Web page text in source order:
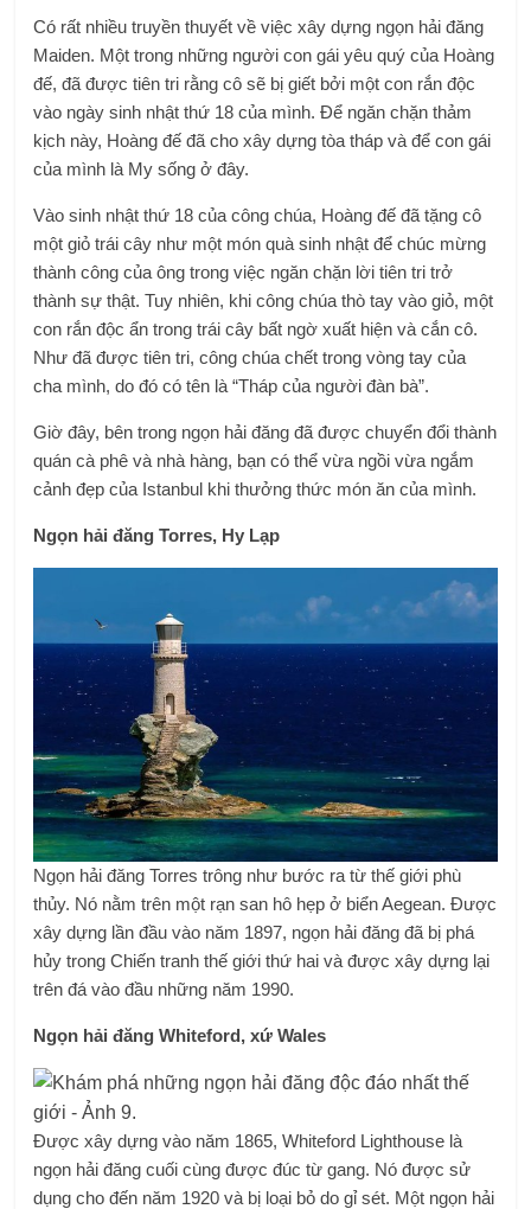
Có rất nhiều truyền thuyết về việc xây dựng ngọn hải đăng
Maiden. Một trong những người con gái yêu quý của Hoàng
đế, đã được tiên tri rằng cô sẽ bị giết bởi một con rắn độc
vào ngày sinh nhật thứ 18 của mình. Để ngăn chặn thảm
kịch này, Hoàng đế đã cho xây dựng tòa tháp và để con gái
của mình là My sống ở đây.
Vào sinh nhật thứ 18 của công chúa, Hoàng đế đã tặng cô
một giỏ trái cây như một món quà sinh nhật để chúc mừng
thành công của ông trong việc ngăn chặn lời tiên tri trở
thành sự thật. Tuy nhiên, khi công chúa thò tay vào giỏ, một
con rắn độc ẩn trong trái cây bất ngờ xuất hiện và cắn cô.
Như đã được tiên tri, công chúa chết trong vòng tay của
cha mình, do đó có tên là “Tháp của người đàn bà”.
Giờ đây, bên trong ngọn hải đăng đã được chuyển đổi thành
quán cà phê và nhà hàng, bạn có thể vừa ngồi vừa ngắm
cảnh đẹp của Istanbul khi thưởng thức món ăn của mình.
Ngọn hải đăng Torres, Hy Lạp
Ngọn hải đăng Torres trông như bước ra từ thế giới phù
thủy. Nó nằm trên một rạn san hô hẹp ở biển Aegean. Được
xây dựng lần đầu vào năm 1897, ngọn hải đăng đã bị phá
hủy trong Chiến tranh thế giới thứ hai và được xây dựng lại
trên đá vào đầu những năm 1990.
Ngọn hải đăng Whiteford, xứ Wales
Được xây dựng vào năm 1865, Whiteford Lighthouse là
ngọn hải đăng cuối cùng được đúc từ gang. Nó được sử
dụng cho đến năm 1920 và bị loại bỏ do gỉ sét. Một ngọn hải